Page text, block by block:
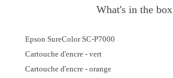
What's in the box
Epson SureColor SC-P7000
Cartouche d'encre - vert
Cartouche d'encre - orange